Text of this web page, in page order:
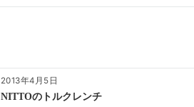
2013年4月5日
NITTOのトルクレンチ